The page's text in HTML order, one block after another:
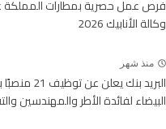
فرص عمل حصرية بمطارات
وكالة الأنابيك 2026
منذ شهر
البريد بنك يعلن
البيضاء لفائدة الأطر والمهندسين